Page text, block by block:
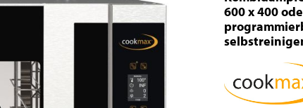
Kühlschränke
Tiefkühlschränke
Tiefkühltische
Gekühlte
Wandhängeschränke
Spülmaschinen
Spülkörbe und Zubehör
Zu- und Ablauftische
600 x 400